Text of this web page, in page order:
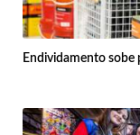
Endividamento